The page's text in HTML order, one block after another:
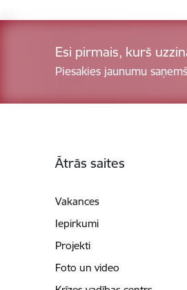
Esi pirmais, kurš
Piesakies jaunumu
Ātrās saites
Vakances
Iepirkumi
Projekti
Foto un video